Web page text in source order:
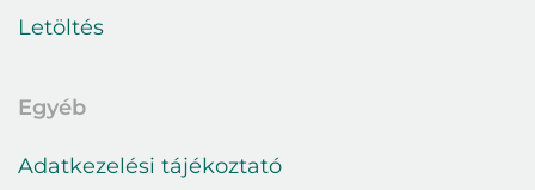
Letöltés
Egyéb
Adatkezelési tájékoztató